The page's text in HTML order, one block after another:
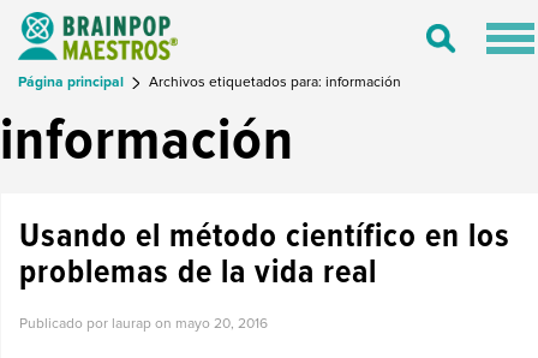
Toggle
Página principal Archivos etiquetados para: información
información
Usando el método científico en los
problemas de la vida real
Publicado por laurap on mayo 20, 2016